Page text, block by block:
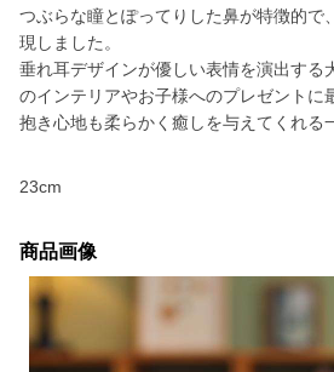
つぶらな瞳とぽってりした鼻が特徴的で
現しました。
垂れ耳デザインが優しい表情を演出する
のインテリアやお子様へのプレゼントに
抱き心地も柔らかく癒しを与えてくれる
23cm
商品画像